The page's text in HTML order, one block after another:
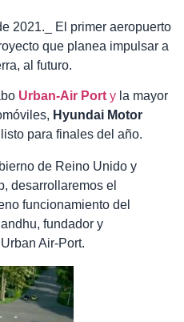
2021._ El primer aeropuerto
que planea impulsar a
al futuro.
Urban-Air Port y la mayor
Hyundai Motor
para finales del año.
de Reino Unido y
desarrollaremos el
funcionamiento del
fundador y
Air-Port.